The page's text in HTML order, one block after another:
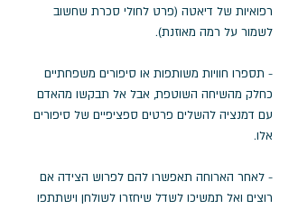
רפואיות של דיאטה (פרט לחולי סכרת שחשוב
לשמור על רמה מאוזנת).
- תספרו חוויות משותפות או סיפורים משפחתיים
כחלק מהשיחה השוטפת, אבל אל תבקשו מהאדם
עם דמנציה להשלים פרטים ספציפיים של סיפורים
אלו.
- לאחר הארוחה תאפשרו להם לפרוש הצידה אם
רוצים ואל תמשיכו לשדל שיחזרו לשולחן וישתתפו